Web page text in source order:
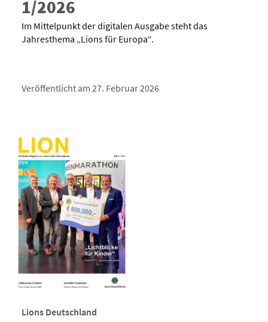
1/2026
Im Mittelpunkt der digitalen Ausgabe steht das
Jahresthema „Lions für Europa“.
Veröffentlicht am 27. Februar 2026
Lions Deutschland